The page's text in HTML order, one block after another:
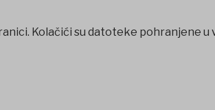
Kolačići su datoteke pohranjene